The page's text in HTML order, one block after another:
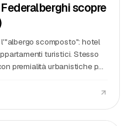
scopre
scomposto": hotel
turistici. Stesso
premialità urbanistiche per